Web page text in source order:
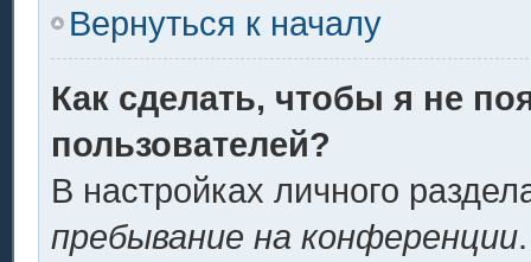
Вернуться к началу
Как сделать, чтобы я не
пользователей?
В настройках личного
пребывание на конференции